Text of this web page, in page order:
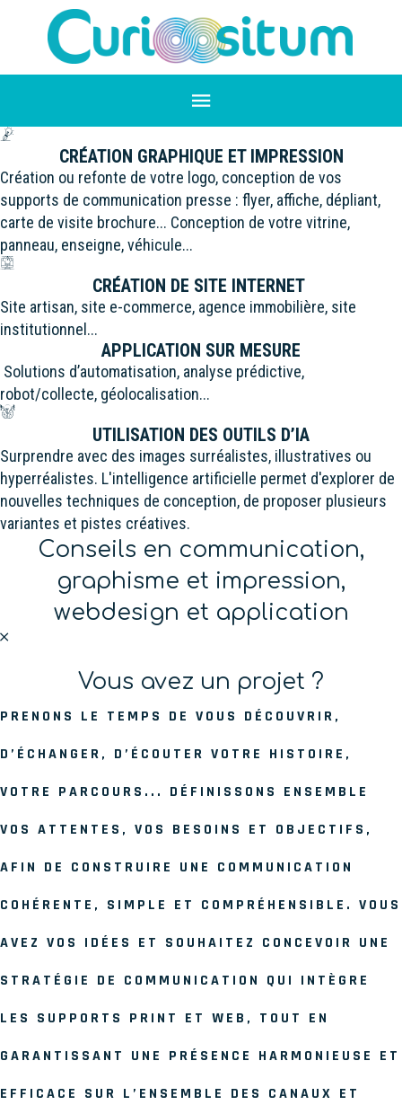
CRÉATION GRAPHIQUE ET IMPRESSION
Création ou refonte de votre logo, conception de vos
supports de communication presse : flyer, affiche, dépliant,
carte de visite brochure... Conception de votre vitrine,
panneau, enseigne, véhicule...
CRÉATION DE SITE INTERNET
Site artisan, site e-commerce, agence immobilière, site
institutionnel...
APPLICATION SUR MESURE
Solutions d’automatisation, analyse prédictive,
robot/collecte, géolocalisation...
UTILISATION DES OUTILS D’IA
Surprendre avec des images surréalistes, illustratives ou
hyperréalistes. L'intelligence artificielle permet d'explorer de
nouvelles techniques de conception, de proposer plusieurs
variantes et pistes créatives.
Conseils en communication,
graphisme et impression,
webdesign et application
Vous avez un projet ?
PRENONS LE TEMPS DE VOUS DÉCOUVRIR,
D’ÉCHANGER, D’ÉCOUTER VOTRE HISTOIRE,
VOTRE PARCOURS... DÉFINISSONS ENSEMBLE
VOS ATTENTES, VOS BESOINS ET OBJECTIFS,
AFIN DE CONSTRUIRE UNE COMMUNICATION
COHÉRENTE, SIMPLE ET COMPRÉHENSIBLE. VOUS
AVEZ VOS IDÉES ET SOUHAITEZ CONCEVOIR UNE
STRATÉGIE DE COMMUNICATION QUI INTÈGRE
LES SUPPORTS PRINT ET WEB, TOUT EN
GARANTISSANT UNE PRÉSENCE HARMONIEUSE ET
EFFICACE SUR L’ENSEMBLE DES CANAUX ET